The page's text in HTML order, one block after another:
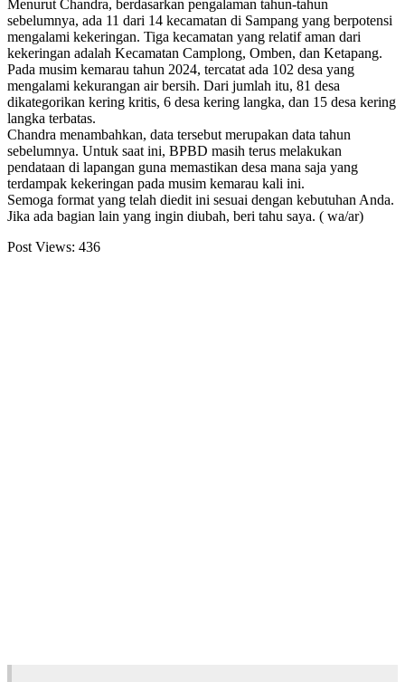
Menurut Chandra, berdasarkan pengalaman tahun-tahun
sebelumnya, ada 11 dari 14 kecamatan di Sampang yang berpotensi
mengalami kekeringan. Tiga kecamatan yang relatif aman dari
kekeringan adalah Kecamatan Camplong, Omben, dan Ketapang.
Pada musim kemarau tahun 2024, tercatat ada 102 desa yang
mengalami kekurangan air bersih. Dari jumlah itu, 81 desa
dikategorikan kering kritis, 6 desa kering langka, dan 15 desa kering
langka terbatas.
Chandra menambahkan, data tersebut merupakan data tahun
sebelumnya. Untuk saat ini, BPBD masih terus melakukan
pendataan di lapangan guna memastikan desa mana saja yang
terdampak kekeringan pada musim kemarau kali ini.
Semoga format yang telah diedit ini sesuai dengan kebutuhan Anda.
Jika ada bagian lain yang ingin diubah, beri tahu saya. ( wa/ar)
Post Views: 436